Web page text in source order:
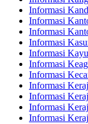
Informasi
Informasi
Informasi
Informasi
Informasi Kayu
Informasi
Informasi
Informasi
Informasi
Informasi
Informasi